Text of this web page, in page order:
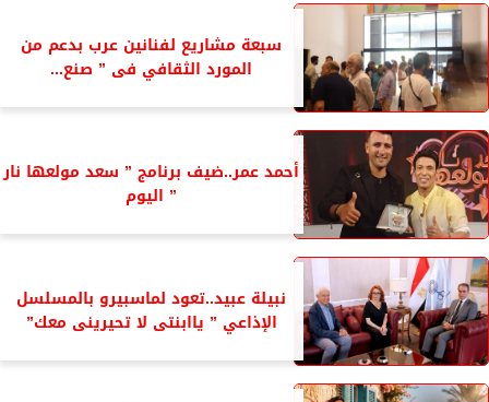
سبعة مشاريع لفنانين عرب بدعم من
المورد الثقافي فى ” صنع...
أحمد عمر..ضيف برنامج ” سعد مولعها نار
” اليوم
نبيلة عبيد..تعود لماسبيرو بالمسلسل
الإذاعي ” ياابنتى لا تحيرينى معك”